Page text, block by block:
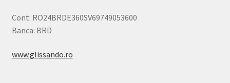
Cont: RO24BRDE360SV69749053600
Banca: BRD
www.glissando.ro